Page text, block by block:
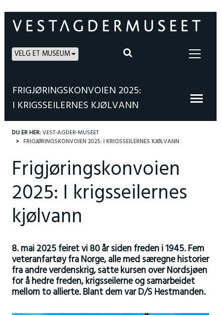
VELG ET MUSEUM
FRIGJØRINGSKONVOIEN 2025:
I KRIGSSEILERNES KJØLVANN
DU ER HER:VEST-AGDER-MUSEET
FRIGJØRINGSKONVOIEN 2025: I KRIGSSEILERNES KJØLVANN
Frigjøringskonvoien
2025: I krigsseilernes
kjølvann
8. mai 2025 feiret vi 80 år siden freden i 1945. Fem
veteranfartøy fra Norge, alle med særegne historier
fra andre verdenskrig, satte kursen over Nordsjøen
for å hedre freden, krigsseilerne og samarbeidet
mellom to allierte. Blant dem var D/S Hestmanden.